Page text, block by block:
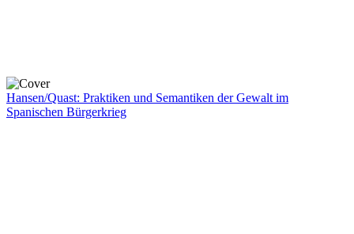
Hansen/Quast: Praktiken und Semantiken der Gewalt im
Spanischen Bürgerkrieg